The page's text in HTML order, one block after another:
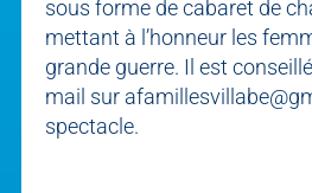
sous forme de cabaret de
mettant à l’honneur les
grande guerre. Il est
mail sur
spectacle.